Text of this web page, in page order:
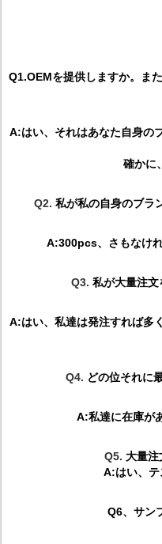
Q1.OEMを提供しますか。ま
A:はい、それはあなた自身の
確かに
Q2. 私が私の自身のブラ
A:300pcs、さもなけ
Q3. 私が大量注
A:はい、私達は発注すれば多
Q4. どの位それに
A:私達に在庫が
Q5. 大量注
A:はい、テ
Q6、サン